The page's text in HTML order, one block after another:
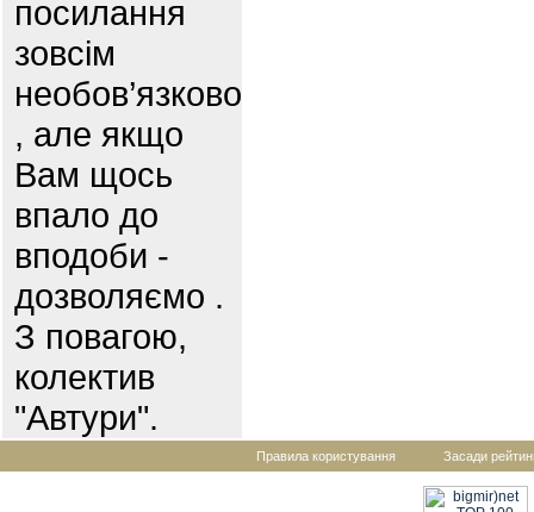
посилання
зовсім
необов’язково
, але якщо
Вам щось
впало до
вподоби -
дозволяємо .
З повагою,
колектив
"Автури".
Правила користування Засади